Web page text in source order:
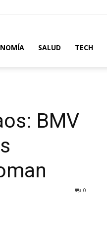
SALUD TECH
BMV
0